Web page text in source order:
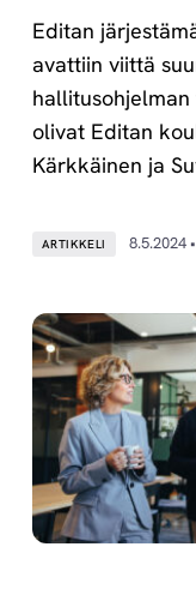
Editan
avattiin viittä
olivat Editan
Kärkkäinen ja
ARTIKKELI 8.5.2024